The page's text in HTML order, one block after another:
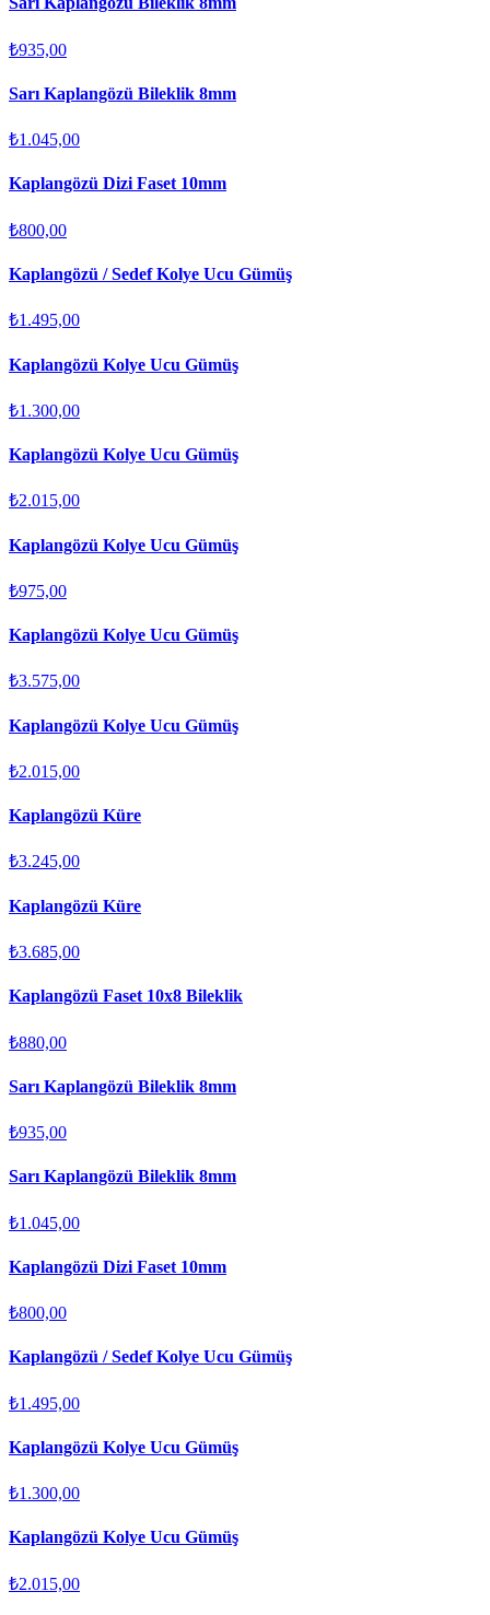
₺935,00
Sarı Kaplangözü Bileklik 8mm
₺1.045,00
Kaplangözü Dizi Faset 10mm
₺800,00
Kaplangözü / Sedef Kolye Ucu Gümüş
₺1.495,00
Kaplangözü Kolye Ucu Gümüş
₺1.300,00
Kaplangözü Kolye Ucu Gümüş
₺2.015,00
Kaplangözü Kolye Ucu Gümüş
₺975,00
Kaplangözü Kolye Ucu Gümüş
₺3.575,00
Kaplangözü Kolye Ucu Gümüş
₺2.015,00
Kaplangözü Küre
₺3.245,00
Kaplangözü Küre
₺3.685,00
Kaplangözü Faset 10x8 Bileklik
₺880,00
Sarı Kaplangözü Bileklik 8mm
₺935,00
Sarı Kaplangözü Bileklik 8mm
₺1.045,00
Kaplangözü Dizi Faset 10mm
₺800,00
Kaplangözü / Sedef Kolye Ucu Gümüş
₺1.495,00
Kaplangözü Kolye Ucu Gümüş
₺1.300,00
Kaplangözü Kolye Ucu Gümüş
₺2.015,00